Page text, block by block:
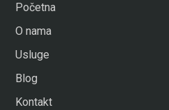
Početna
O nama
Usluge
Blog
Kontakt